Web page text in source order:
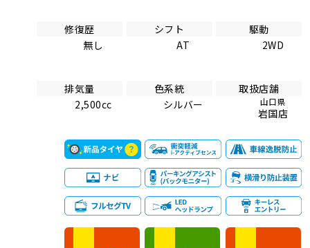
修復歴
無し
シフト
AT
駆動
2WD
排気量
2,500cc
色系統
シルバー
取扱店舗
山口県
岩国店